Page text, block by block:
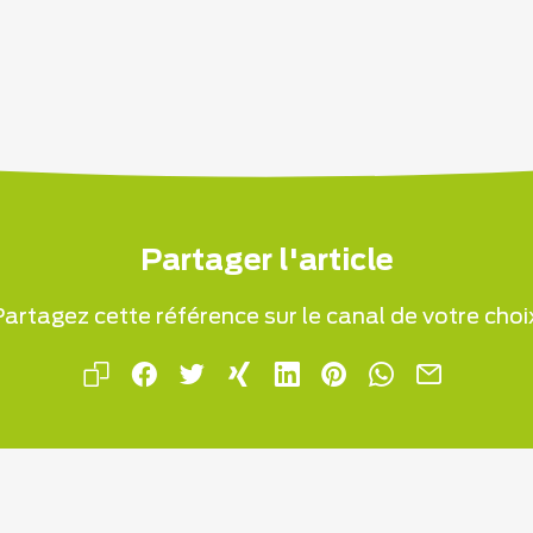
Partager l'article
cette référence sur le canal de votre